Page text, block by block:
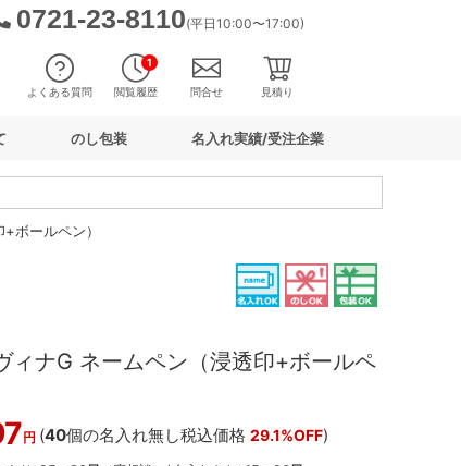
0721-23-8110(平日10:00〜17:00)
よくある質問 閲覧履歴
1
問合せ 見積り
のし包装 名入れ実績/受注企業
ボールペン）
ィナG ネームペン（浸透印+ボールペ
円 (40個の名入れ無し税込価格 29.1%OFF)